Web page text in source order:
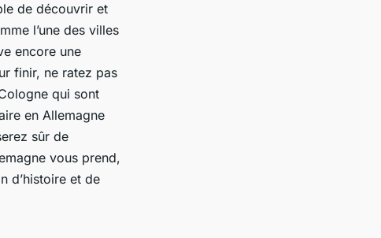
de découvrir et
l’une des villes
encore une
finir, ne ratez pas
qui sont
en Allemagne
sûr de
vous prend,
d’histoire et de